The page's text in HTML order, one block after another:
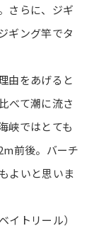
さらに、ジギ
ギング竿でタ
由をあげると
べて潮に流さ
峡ではとても
前後。バーチ
よいと思いま
イトリール）